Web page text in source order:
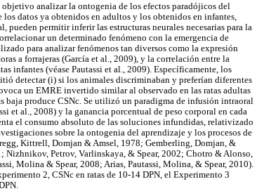
analizar la ontogenia de los efectos paradójicos del
datos ya obtenidos en adultos y los obtenidos en infantes,
permitir inferir las estructuras neurales necesarias para la
un determinado fenómeno con la emergencia de
para analizar fenómenos tan diversos como la expresión
a forrajeras (García et al., 2009), y la correlación entre la
infantes (véase Pautassi et al., 2009). Específicamente, los
detectar (i) si los animales discriminaban y preferían diferentes
un EMRE invertido similar al observado en las ratas adultas
baja produce CSNc. Se utilizó un paradigma de infusión intraoral
et al., 2008) y la ganancia porcentual de peso corporal en cada
el consumo absoluto de las soluciones infundidas, relativizado
sobre la ontogenia del aprendizaje y los procesos de
Kittrell, Domjan & Amsel, 1978; Gemberling, Domjan, &
Petrov, Varlinskaya, & Spear, 2002; Chotro & Alonso,
Molina & Spear, 2008; Arias, Pautassi, Molina, & Spear, 2010).
2, CSNc en ratas de 10-14 DPN, el Experimento 3